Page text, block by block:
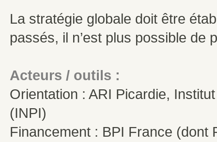
La stratégie globale doit être
passés, il n’est plus possible de
Acteurs / outils :
Orientation : ARI Picardie,
(INPI)
Financement : BPI France (dont